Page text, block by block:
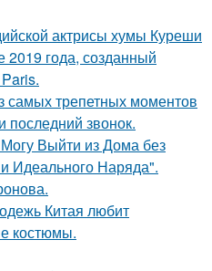
актрисы хумы Куреши
2019 года, созданный
самых трепетных моментов
последний звонок.
Выйти из Дома без
Идеального Наряда".
Китая любит
костюмы.